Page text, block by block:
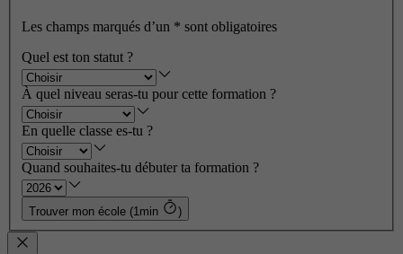
Les champs marqués d’un * sont obligatoires
Quel est ton statut ?
À quel niveau seras-tu pour cette formation ?
En quelle classe es-tu ?
Quand souhaites-tu débuter ta formation ?
Trouver mon école (1min )